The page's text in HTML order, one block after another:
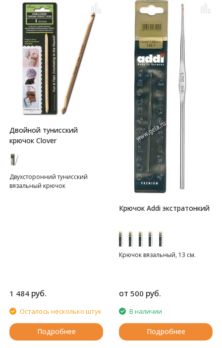
Двойной тунисский
крючок Clover
Двухсторонний тунисский
вязальный крючок
1 484 руб.
Осталось несколько штук
Подробнее
Крючок Addi экстратонкий
Крючок вязальный, 13 см.
от 500 руб.
В наличии
Подробнее